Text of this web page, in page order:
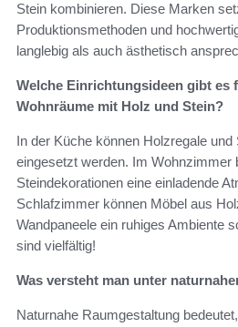
Stein kombinieren. Diese Marken
Produktionsmethoden und
langlebig als auch ästhetisch
Welche Einrichtungsideen gibt es
Wohnräume mit Holz und Stein?
In der Küche können Holzregale
eingesetzt werden. Im Wohnzimmer
Steindekorationen eine einladende
Schlafzimmer können Möbel aus
Wandpaneele ein ruhiges Ambiente
sind vielfältig!
Was versteht man unter
Naturnahe Raumgestaltung